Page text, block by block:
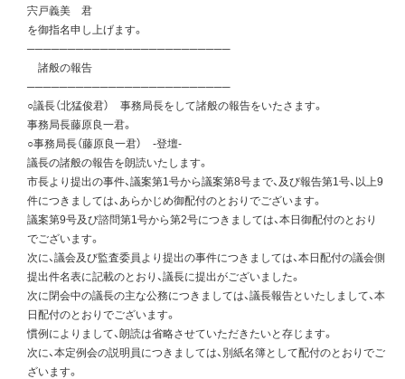
宍戸義美 君
を御指名申し上げます。
─────────────────────────
諸般の報告
─────────────────────────
○議長（北猛俊君） 事務局長をして諸般の報告をいたさます。
事務局長藤原良一君。
○事務局長（藤原良一君） -登壇-
議長の諸般の報告を朗読いたします。
市長より提出の事件、議案第1号から議案第8号まで、及び報告第1号、以上9
件につきましては、あらかじめ御配付のとおりでございます。
議案第9号及び諮問第1号から第2号につきましては、本日御配付のとおり
でございます。
次に、議会及び監査委員より提出の事件につきましては、本日配付の議会側
提出件名表に記載のとおり、議長に提出がございました。
次に閉会中の議長の主な公務につきましては、議長報告といたしまして、本
日配付のとおりでございます。
慣例によりまして、朗読は省略させていただきたいと存じます。
次に、本定例会の説明員につきましては、別紙名簿として配付のとおりでご
ざいます。